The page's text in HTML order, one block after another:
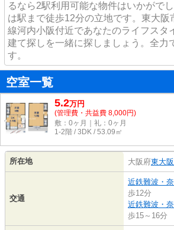
るなら2駅利用可能な物件はいかがで
は駅まで徒歩12分の立地です。東大阪
線河内小阪付近であなたのライフスタ
建て探しを一緒に探しましょう。全力
す。
空室一覧
5.2万円
(管理費・共益費 8,000円)
敷：0ヶ月｜礼：0ヶ月
1-2階 / 3DK / 53.09㎡
所在地 大阪府東大
交通
近鉄難波・
歩12分
近鉄難波・
歩15～16分